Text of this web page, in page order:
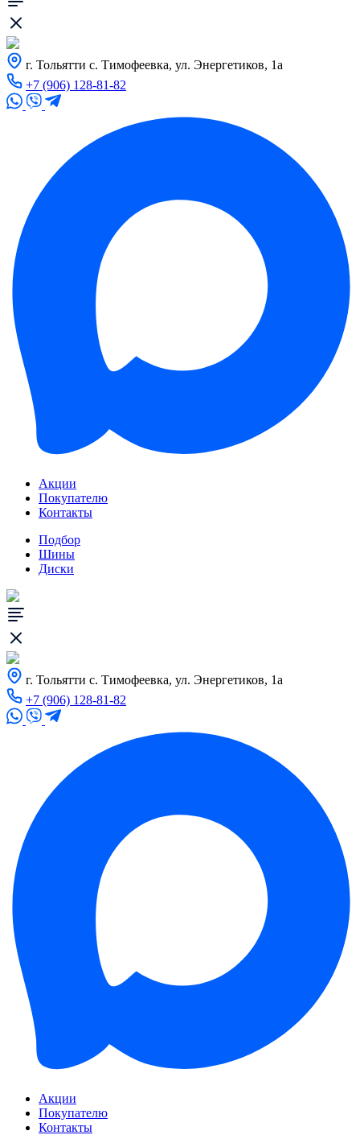
г. Тольятти с. Тимофеевка, ул. Энергетиков, 1а
+7 (906) 128-81-82
Акции
Покупателю
Контакты
Подбор
Шины
Диски
г. Тольятти с. Тимофеевка, ул. Энергетиков, 1а
+7 (906) 128-81-82
Акции
Покупателю
Контакты